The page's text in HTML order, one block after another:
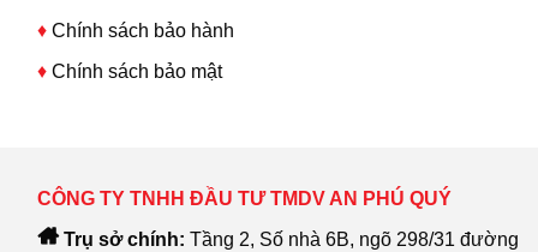
♦ Chính sách bảo hành
♦ Chính sách bảo mật
CÔNG TY TNHH ĐẦU TƯ TMDV AN PHÚ QUÝ
Trụ sở chính: Tầng 2, Số nhà 6B, ngõ 298/31 đường